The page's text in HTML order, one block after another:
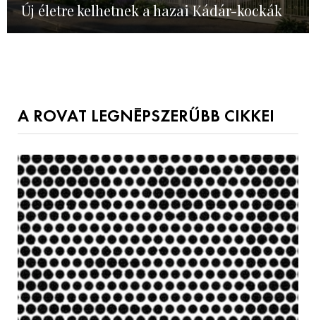
Új életre kelhetnek a hazai Kádár-kockák
A ROVAT LEGNÉPSZERŰBB CIKKEI